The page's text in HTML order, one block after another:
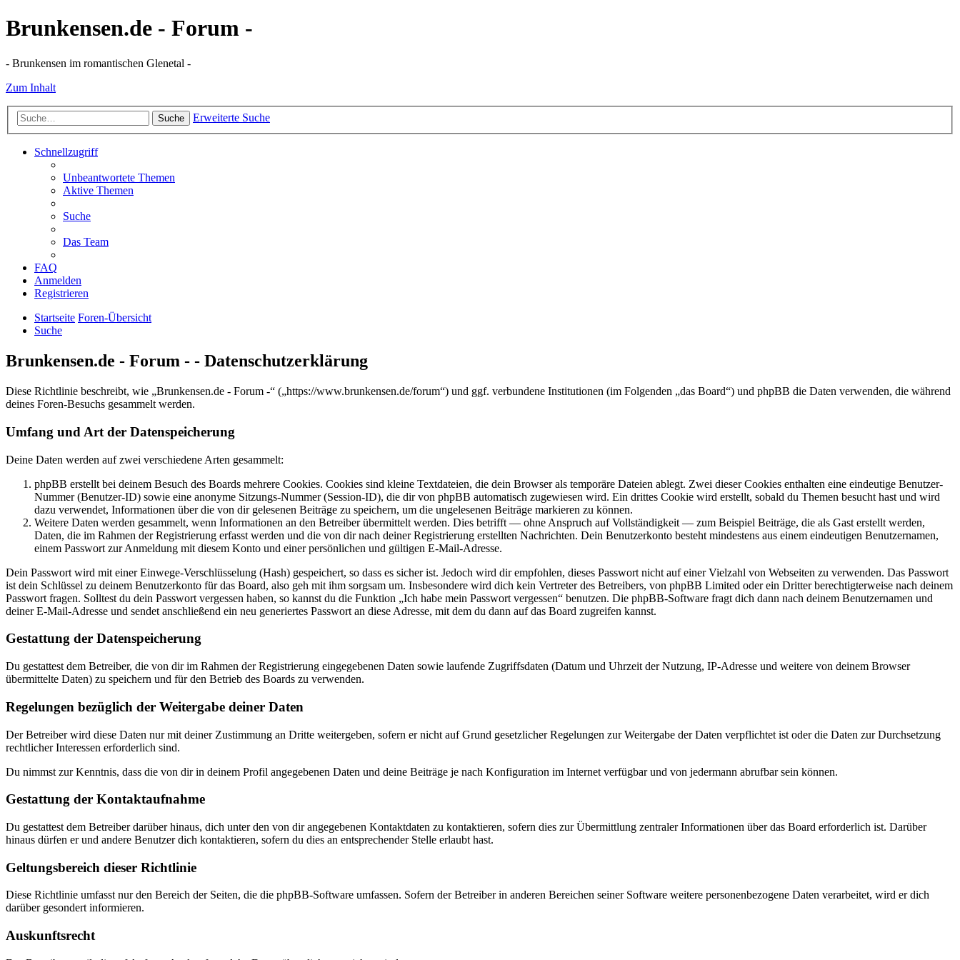
Brunkensen.de - Forum -
- Brunkensen im romantischen Glenetal -
Zum Inhalt
Suche Erweiterte Suche
Schnellzugriff
Unbeantwortete Themen
Aktive Themen
Suche
Das Team
FAQ
Anmelden
Registrieren
Startseite Foren-Übersicht
Suche
Brunkensen.de - Forum - - Datenschutzerklärung
Diese Richtlinie beschreibt, wie „Brunkensen.de - Forum -“ („https://www.brunkensen.de/forum“) und ggf. verbundene Institutionen (im Folgenden „das Board“) und phpBB die Daten verwenden, die während
deines Foren-Besuchs gesammelt werden.
Umfang und Art der Datenspeicherung
Deine Daten werden auf zwei verschiedene Arten gesammelt:
phpBB erstellt bei deinem Besuch des Boards mehrere Cookies. Cookies sind kleine Textdateien, die dein Browser als temporäre Dateien ablegt. Zwei dieser Cookies enthalten eine eindeutige Benutzer-
Nummer (Benutzer-ID) sowie eine anonyme Sitzungs-Nummer (Session-ID), die dir von phpBB automatisch zugewiesen wird. Ein drittes Cookie wird erstellt, sobald du Themen besucht hast und wird
dazu verwendet, Informationen über die von dir gelesenen Beiträge zu speichern, um die ungelesenen Beiträge markieren zu können.
Weitere Daten werden gesammelt, wenn Informationen an den Betreiber übermittelt werden. Dies betrifft — ohne Anspruch auf Vollständigkeit — zum Beispiel Beiträge, die als Gast erstellt werden,
Daten, die im Rahmen der Registrierung erfasst werden und die von dir nach deiner Registrierung erstellten Nachrichten. Dein Benutzerkonto besteht mindestens aus einem eindeutigen Benutzernamen,
einem Passwort zur Anmeldung mit diesem Konto und einer persönlichen und gültigen E-Mail-Adresse.
Dein Passwort wird mit einer Einwege-Verschlüsselung (Hash) gespeichert, so dass es sicher ist. Jedoch wird dir empfohlen, dieses Passwort nicht auf einer Vielzahl von Webseiten zu verwenden. Das Passwort
ist dein Schlüssel zu deinem Benutzerkonto für das Board, also geh mit ihm sorgsam um. Insbesondere wird dich kein Vertreter des Betreibers, von phpBB Limited oder ein Dritter berechtigterweise nach deinem
Passwort fragen. Solltest du dein Passwort vergessen haben, so kannst du die Funktion „Ich habe mein Passwort vergessen“ benutzen. Die phpBB-Software fragt dich dann nach deinem Benutzernamen und
deiner E-Mail-Adresse und sendet anschließend ein neu generiertes Passwort an diese Adresse, mit dem du dann auf das Board zugreifen kannst.
Gestattung der Datenspeicherung
Du gestattest dem Betreiber, die von dir im Rahmen der Registrierung eingegebenen Daten sowie laufende Zugriffsdaten (Datum und Uhrzeit der Nutzung, IP-Adresse und weitere von deinem Browser
übermittelte Daten) zu speichern und für den Betrieb des Boards zu verwenden.
Regelungen bezüglich der Weitergabe deiner Daten
Der Betreiber wird diese Daten nur mit deiner Zustimmung an Dritte weitergeben, sofern er nicht auf Grund gesetzlicher Regelungen zur Weitergabe der Daten verpflichtet ist oder die Daten zur Durchsetzung
rechtlicher Interessen erforderlich sind.
Du nimmst zur Kenntnis, dass die von dir in deinem Profil angegebenen Daten und deine Beiträge je nach Konfiguration im Internet verfügbar und von jedermann abrufbar sein können.
Gestattung der Kontaktaufnahme
Du gestattest dem Betreiber darüber hinaus, dich unter den von dir angegebenen Kontaktdaten zu kontaktieren, sofern dies zur Übermittlung zentraler Informationen über das Board erforderlich ist. Darüber
hinaus dürfen er und andere Benutzer dich kontaktieren, sofern du dies an entsprechender Stelle erlaubt hast.
Geltungsbereich dieser Richtlinie
Diese Richtlinie umfasst nur den Bereich der Seiten, die die phpBB-Software umfassen. Sofern der Betreiber in anderen Bereichen seiner Software weitere personenbezogene Daten verarbeitet, wird er dich
darüber gesondert informieren.
Auskunftsrecht